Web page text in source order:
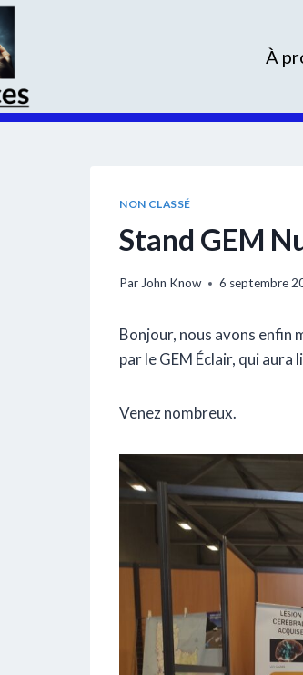
À
NON CLASSÉ
Stand GEM
ParJohn Know 6 septembre
Bonjour, nous avons enfin
par le GEM Éclair, qui aura
Venez nombreux.